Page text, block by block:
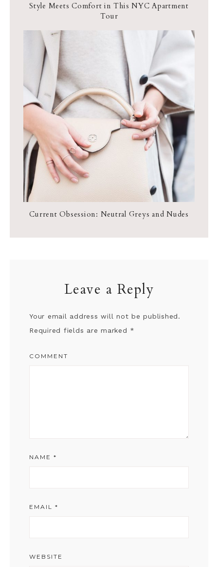
Style Meets Comfort in This NYC Apartment
Tour
Current Obsession: Neutral Greys and Nudes
Leave a Reply
Your email address will not be published.
Required fields are marked *
COMMENT
NAME *
EMAIL *
WEBSITE